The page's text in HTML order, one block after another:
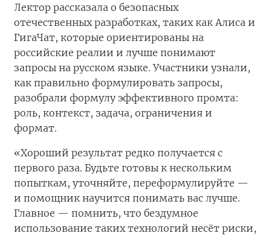
Лектор рассказала о безопасных
отечественных разработках, таких как Алиса и
ГигаЧат, которые ориентированы на
российские реалии и лучше понимают
запросы на русском языке. Участники узнали,
как правильно формулировать запросы,
разобрали формулу эффективного промта:
роль, контекст, задача, ограничения и
формат.
«Хороший результат редко получается с
первого раза. Будьте готовы к нескольким
попыткам, уточняйте, переформулируйте —
и помощник научится понимать вас лучше.
Главное — помнить, что бездумное
использование таких технологий несёт риски,